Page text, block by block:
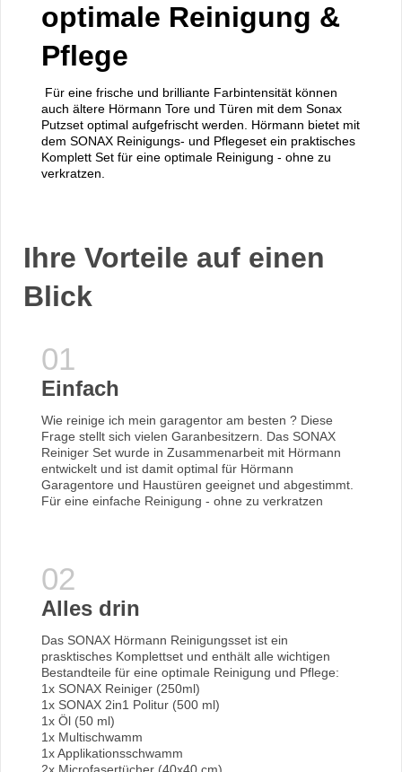
optimale Reinigung &
Pflege
Für eine frische und brilliante Farbintensität können
auch ältere Hörmann Tore und Türen mit dem Sonax
Putzset optimal aufgefrischt werden. Hörmann bietet mit
dem SONAX Reinigungs- und Pflegeset ein praktisches
Komplett Set für eine optimale Reinigung - ohne zu
verkratzen.
Ihre Vorteile auf einen
Blick
Einfach
Wie reinige ich mein garagentor am besten ? Diese
Frage stellt sich vielen Garanbesitzern. Das SONAX
Reiniger Set wurde in Zusammenarbeit mit Hörmann
entwickelt und ist damit optimal für Hörmann
Garagentore und Haustüren geeignet und abgestimmt.
Für eine einfache Reinigung - ohne zu verkratzen
Alles drin
Das SONAX Hörmann Reinigungsset ist ein
prasktisches Komplettset und enthält alle wichtigen
Bestandteile für eine optimale Reinigung und Pflege:
1x SONAX Reiniger (250ml)
1x SONAX 2in1 Politur (500 ml)
1x Öl (50 ml)
1x Multischwamm
1x Applikationsschwamm